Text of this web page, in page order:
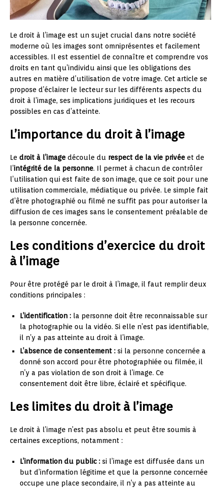
Le droit à l’image est un sujet crucial dans notre société
moderne où les images sont omniprésentes et facilement
accessibles. Il est essentiel de connaître et comprendre vos
droits en tant qu’individu ainsi que les obligations des
autres en matière d’utilisation de votre image. Cet article se
propose d’éclairer le lecteur sur les différents aspects du
droit à l’image, ses implications juridiques et les recours
possibles en cas d’atteinte.
L’importance du droit à l’image
Le droit à l’image découle du respect de la vie privée et de
l’intégrité de la personne. Il permet à chacun de contrôler
l’utilisation qui est faite de son image, que ce soit pour une
utilisation commerciale, médiatique ou privée. Le simple fait
d’être photographié ou filmé ne suffit pas pour autoriser la
diffusion de ces images sans le consentement préalable de
la personne concernée.
Les conditions d’exercice du droit
à l’image
Pour être protégé par le droit à l’image, il faut remplir deux
conditions principales :
L’identification : la personne doit être reconnaissable sur
la photographie ou la vidéo. Si elle n’est pas identifiable,
il n’y a pas atteinte au droit à l’image.
L’absence de consentement : si la personne concernée a
donné son accord pour être photographiée ou filmée, il
n’y a pas violation de son droit à l’image. Ce
consentement doit être libre, éclairé et spécifique.
Les limites du droit à l’image
Le droit à l’image n’est pas absolu et peut être soumis à
certaines exceptions, notamment :
L’information du public : si l’image est diffusée dans un
but d’information légitime et que la personne concernée
occupe une place secondaire, il n’y a pas atteinte au